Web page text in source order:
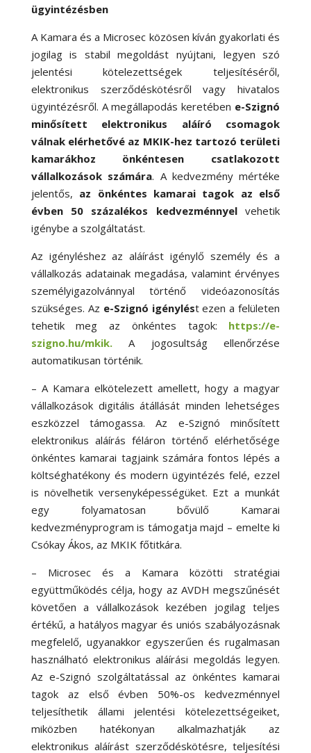
ügyintézésben
A Kamara és a Microsec közösen kíván gyakorlati és
jogilag is stabil megoldást nyújtani, legyen szó
jelentési kötelezettségek teljesítéséről,
elektronikus szerződéskötésről vagy hivatalos
ügyintézésről. A megállapodás keretében e-Szignó
minősített elektronikus aláíró csomagok
válnak elérhetővé az MKIK-hez tartozó területi
kamarákhoz önkéntesen csatlakozott
vállalkozások számára. A kedvezmény mértéke
jelentős, az önkéntes kamarai tagok az első
évben 50 százalékos kedvezménnyelvehetik
igénybe a szolgáltatást.
Az igényléshez az aláírást igénylő személy és a
vállalkozás adatainak megadása, valamint érvényes
személyigazolvánnyal történő videóazonosítás
szükséges. Az e-Szignó igénylést ezen a felületen
tehetik meg az önkéntes tagok:
https://e-
szigno.hu/mkik.
A jogosultság ellenőrzése
automatikusan történik.
– A Kamara elkötelezett amellett, hogy a magyar
vállalkozások digitális átállását minden lehetséges
eszközzel támogassa. Az e-Szignó minősített
elektronikus aláírás féláron történő elérhetősége
önkéntes kamarai tagjaink számára fontos lépés a
költséghatékony és modern ügyintézés felé, ezzel
is növelhetik versenyképességüket. Ezt a munkát
egy folyamatosan bővülő Kamarai
kedvezményprogram is támogatja majd – emelte ki
Csókay Ákos, az MKIK főtitkára.
– Microsec és a Kamara közötti stratégiai
együttműködés célja, hogy az AVDH megszűnését
követően a vállalkozások kezében jogilag teljes
értékű, a hatályos magyar és uniós szabályozásnak
megfelelő, ugyanakkor egyszerűen és rugalmasan
használható elektronikus aláírási megoldás legyen.
Az e-Szignó szolgáltatással az önkéntes kamarai
tagok az első évben 50%-os kedvezménnyel
teljesíthetik állami jelentési kötelezettségeiket,
miközben hatékonyan alkalmazhatják az
elektronikus aláírást szerződéskötésre, teljesítési